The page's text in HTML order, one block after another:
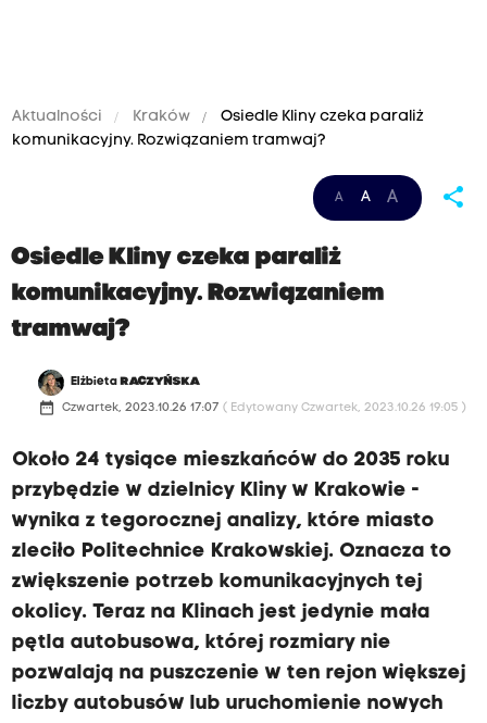
Aktualności Kraków
Osiedle Kliny czeka paraliż
komunikacyjny. Rozwiązaniem tramwaj?
A A A share
Osiedle Kliny czeka paraliż
komunikacyjny. Rozwiązaniem
tramwaj?
Elżbieta RACZYŃSKA
date_range Czwartek, 2023.10.26 17:07 ( Edytowany Czwartek, 2023.10.26 19:05 )
Około 24 tysiące mieszkańców do 2035 roku
przybędzie w dzielnicy Kliny w Krakowie -
wynika z tegorocznej analizy, które miasto
zleciło Politechnice Krakowskiej. Oznacza to
zwiększenie potrzeb komunikacyjnych tej
okolicy. Teraz na Klinach jest jedynie mała
pętla autobusowa, której rozmiary nie
pozwalają na puszczenie w ten rejon większej
liczby autobusów lub uruchomienie nowych